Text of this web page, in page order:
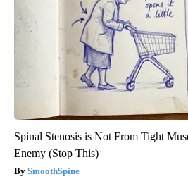
Spinal Stenosis is Not From Tight
Enemy (Stop This)
SmoothSpine